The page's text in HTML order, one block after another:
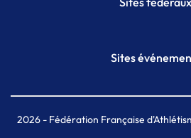
Plateforme
Sites
Meeting de Paris
MAIF Ekiden de
2026- Fédération Française